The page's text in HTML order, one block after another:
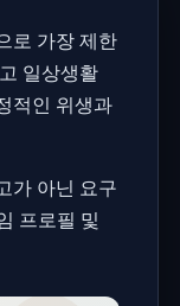
로 가장 제한
일상생활
적인 위생과
가 아닌 요구
프로필 및